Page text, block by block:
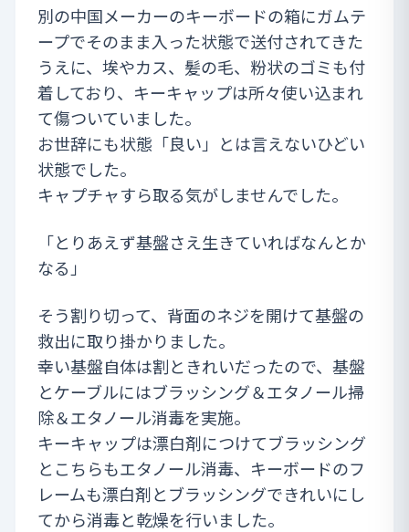
別の中国メーカーのキーボードの箱にガムテ
ープでそのまま入った状態で送付されてきた
うえに、埃やカス、髪の毛、粉状のゴミも付
着しており、キーキャップは所々使い込まれ
て傷ついていました。
お世辞にも状態「良い」とは言えないひどい
状態でした。
キャプチャすら取る気がしませんでした。
「とりあえず基盤さえ生きていればなんとか
なる」
そう割り切って、背面のネジを開けて基盤の
救出に取り掛かりました。
幸い基盤自体は割ときれいだったので、基盤
とケーブルにはブラッシング＆エタノール掃
除＆エタノール消毒を実施。
キーキャップは漂白剤につけてブラッシング
とこちらもエタノール消毒、キーボードのフ
レームも漂白剤とブラッシングできれいにし
てから消毒と乾燥を行いました。